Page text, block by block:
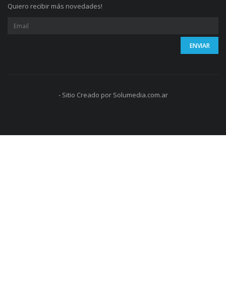
Quiero recibir más novedades!
- Sitio Creado por Solumedia.com.ar